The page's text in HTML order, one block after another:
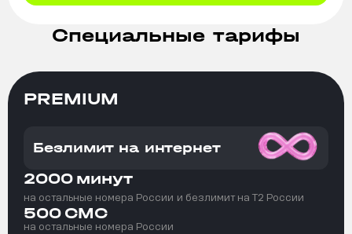
Специальные тарифы
PREMIUM
Безлимит на интернет
2000 минут
на остальные номера России и безлимит на T2 России
500 СМС
на остальные номера России